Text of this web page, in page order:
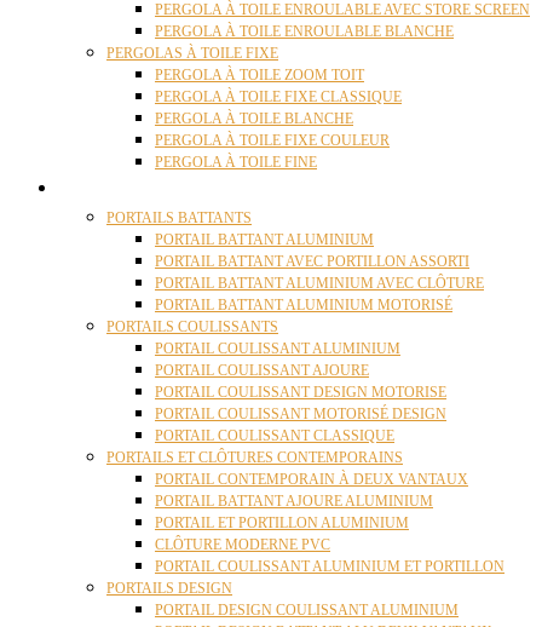
PERGOLA À TOILE ENROULABLE AVEC STORE SCREEN
PERGOLA À TOILE ENROULABLE BLANCHE
PERGOLAS À TOILE FIXE
PERGOLA À TOILE ZOOM TOIT
PERGOLA À TOILE FIXE CLASSIQUE
PERGOLA À TOILE BLANCHE
PERGOLA À TOILE FIXE COULEUR
PERGOLA À TOILE FINE
PORTAILS BATTANTS
PORTAIL BATTANT ALUMINIUM
PORTAIL BATTANT AVEC PORTILLON ASSORTI
PORTAIL BATTANT ALUMINIUM AVEC CLÔTURE
PORTAIL BATTANT ALUMINIUM MOTORISÉ
PORTAILS COULISSANTS
PORTAIL COULISSANT ALUMINIUM
PORTAIL COULISSANT AJOURE
PORTAIL COULISSANT DESIGN MOTORISE
PORTAIL COULISSANT MOTORISÉ DESIGN
PORTAIL COULISSANT CLASSIQUE
PORTAILS ET CLÔTURES CONTEMPORAINS
PORTAIL CONTEMPORAIN À DEUX VANTAUX
PORTAIL BATTANT AJOURE ALUMINIUM
PORTAIL ET PORTILLON ALUMINIUM
CLÔTURE MODERNE PVC
PORTAIL COULISSANT ALUMINIUM ET PORTILLON
PORTAILS DESIGN
PORTAIL DESIGN COULISSANT ALUMINIUM